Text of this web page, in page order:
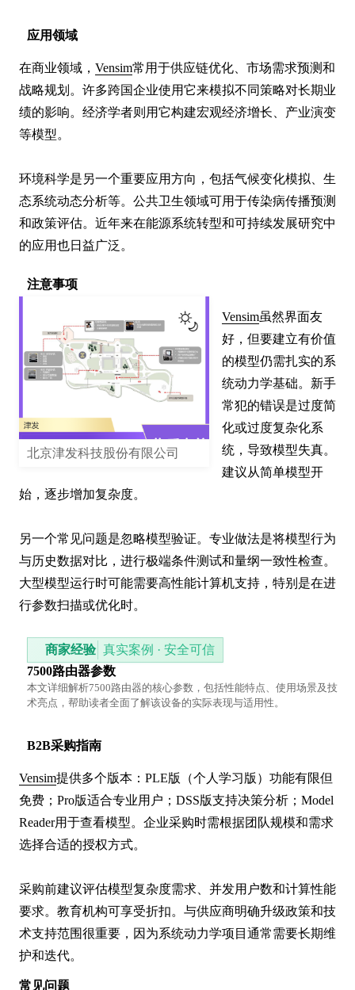
应用领域
在商业领域， Vensim常用于供应链优化、市场需求预测和
战略规划。许多跨国企业使用它来模拟不同策略对长期业
绩的影响。经济学者则用它构建宏观经济增长、产业演变
等模型。
环境科学是另一个重要应用方向，包括气候变化模拟、生
态系统动态分析等。公共卫生领域可用于传染病传播预测
和政策评估。近年来在能源系统转型和可持续发展研究中
的应用也日益广泛。
注意事项
北京津发科技股份有限公司
Vensim虽然界面友
好，但要建立有价值
的模型仍需扎实的系
统动力学基础。新手
常犯的错误是过度简
化或过度复杂化系
统，导致模型失真。
建议从简单模型开
始，逐步增加复杂度。
另一个常见问题是忽略模型验证。专业做法是将模型行为
与历史数据对比，进行极端条件测试和量纲一致性检查。
大型模型运行时可能需要高性能计算机支持，特别是在进
行参数扫描或优化时。
商家经验 真实案例 · 安全可信
7500路由器参数
本文详细解析7500路由器的核心参数，包括性能特点、使用场景及技
术亮点，帮助读者全面了解该设备的实际表现与适用性。
B2B采购指南
Vensim提供多个版本：PLE版（个人学习版）功能有限但
免费；Pro版适合专业用户；DSS版支持决策分析；Model
Reader用于查看模型。企业采购时需根据团队规模和需求
选择合适的授权方式。
采购前建议评估模型复杂度需求、并发用户数和计算性能
要求。教育机构可享受折扣。与供应商明确升级政策和技
术支持范围很重要，因为系统动力学项目通常需要长期维
护和迭代。
常见问题